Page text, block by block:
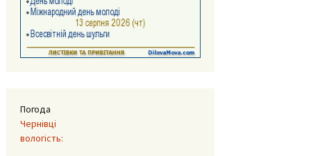
Погода
Чернівці
вологість: